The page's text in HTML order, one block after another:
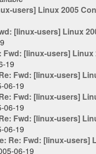
users] Linux 2005
[linux-users] Linux
Fwd: [linux-users]
19
Fwd: [linux-users]
06-19
Fwd: [linux-users]
06-19
Fwd: [linux-users]
06-19
Re: Fwd: [linux-users]
06-19